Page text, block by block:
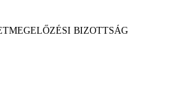
BIZOTTSÁG